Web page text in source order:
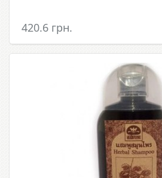
420.6 грн.